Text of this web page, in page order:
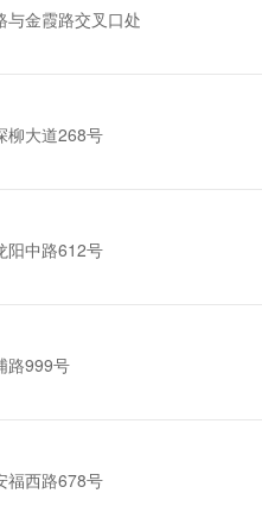
与金霞路交叉口处
柳大道268号
阳中路612号
路999号
福西路678号